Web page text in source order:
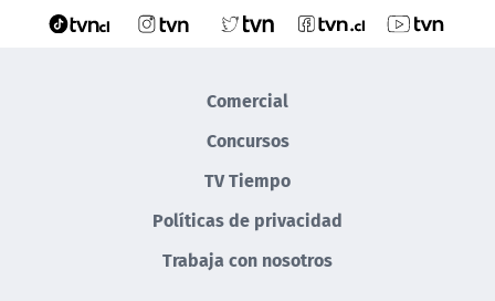
Comercial
Concursos
TV Tiempo
Políticas de privacidad
Trabaja con nosotros